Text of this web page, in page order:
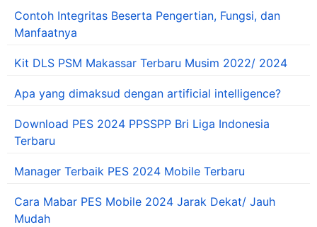
Contoh Integritas Beserta Pengertian, Fungsi, dan
Manfaatnya
Kit DLS PSM Makassar Terbaru Musim 2022/ 2024
Apa yang dimaksud dengan artificial intelligence?
Download PES 2024 PPSSPP Bri Liga Indonesia
Terbaru
Manager Terbaik PES 2024 Mobile Terbaru
Cara Mabar PES Mobile 2024 Jarak Dekat/ Jauh
Mudah